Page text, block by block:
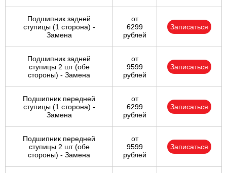
Подшипник задней
ступицы (1 сторона) -
Замена
от
6299
рублей
Записаться
Подшипник задней
ступицы 2 шт (обе
стороны) - Замена
от
9599
рублей
Записаться
Подшипник передней
ступицы (1 сторона) -
Замена
от
6299
рублей
Записаться
Подшипник передней
ступицы 2 шт (обе
стороны) - Замена
от
9599
рублей
Записаться